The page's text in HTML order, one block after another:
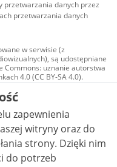
przetwarzania danych przez
przetwarzania danych
w serwisie (z
są udostępniane
Commons: uznanie autorstwa
4.0 (CC BY-SA 4.0).
w tym zdjęcia, materiały
na licencji typu
autorstwa użycie
zależnych 4.0 (CC BY-
to stwierdzone inaczej.
zapewnienia
witryny oraz do
Dzięki nim
do potrzeb